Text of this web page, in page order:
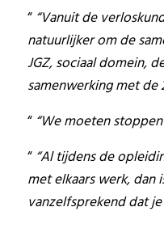
“Vanuit de
natuurlijker om de
JGZ, sociaal domein,
samenwerking met de
“We moeten
“Al tijdens de
met elkaars werk, dan
vanzelfsprekend dat